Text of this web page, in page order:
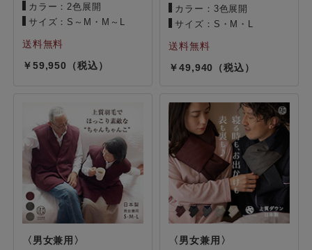
カラー：2色展開
サイズ：S～M・M～L
59,950
カラー：3色展開
サイズ：S・M・L
49,940